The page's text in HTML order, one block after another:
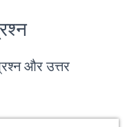
और उत्तर